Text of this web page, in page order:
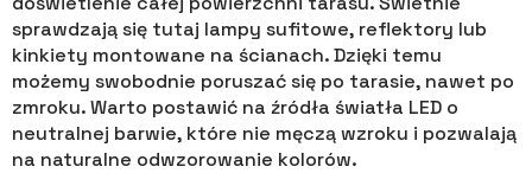
sprawdzają się tutaj lampy sufitowe, reflektory lub
kinkiety montowane na ścianach. Dzięki temu
możemy swobodnie poruszać się po tarasie, nawet po
zmroku. Warto postawić na źródła światła LED o
neutralnej barwie, które nie męczą wzroku i pozwalają
na naturalne odwzorowanie kolorów.